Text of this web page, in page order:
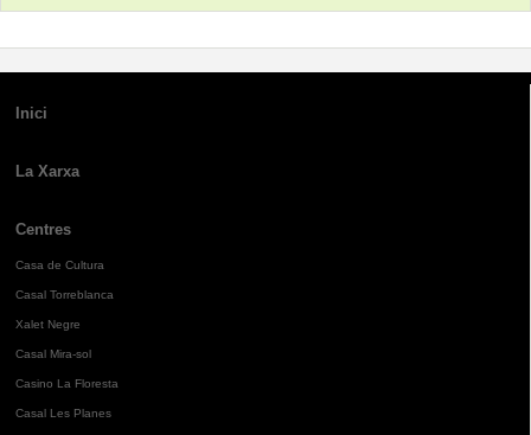
Inici
La Xarxa
Centres
Casa de Cultura
Casal Torreblanca
Xalet Negre
Casal Mira-sol
Casino La Floresta
Casal Les Planes